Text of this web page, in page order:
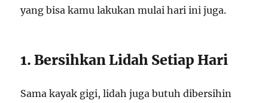
yang bisa kamu lakukan mulai hari ini juga.
1. Bersihkan Lidah Setiap Hari
Sama kayak gigi, lidah juga butuh dibersihin